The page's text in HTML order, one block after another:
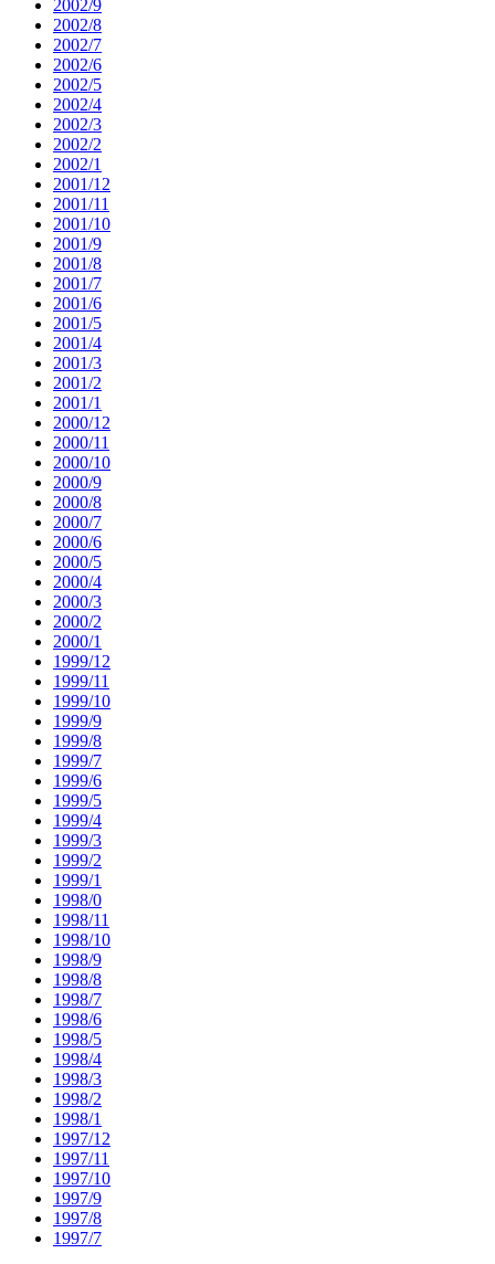
2002/9
2002/8
2002/7
2002/6
2002/5
2002/4
2002/3
2002/2
2002/1
2001/12
2001/11
2001/10
2001/9
2001/8
2001/7
2001/6
2001/5
2001/4
2001/3
2001/2
2001/1
2000/12
2000/11
2000/10
2000/9
2000/8
2000/7
2000/6
2000/5
2000/4
2000/3
2000/2
2000/1
1999/12
1999/11
1999/10
1999/9
1999/8
1999/7
1999/6
1999/5
1999/4
1999/3
1999/2
1999/1
1998/0
1998/11
1998/10
1998/9
1998/8
1998/7
1998/6
1998/5
1998/4
1998/3
1998/2
1998/1
1997/12
1997/11
1997/10
1997/9
1997/8
1997/7